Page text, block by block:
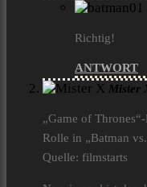
Richtig!
ANTWORT
Mister
„Game of
Rolle in „Batman
Quelle: filmstarts